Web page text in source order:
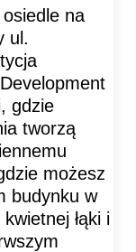
na
ul.
gdzie
tworzą
możesz
budynku w
łąki i